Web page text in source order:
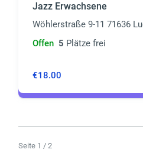
Jazz Erwachsene
Wöhlerstraße 9-11 71636
Offen 5 Plätze frei
€18.00
Seite 1 / 2